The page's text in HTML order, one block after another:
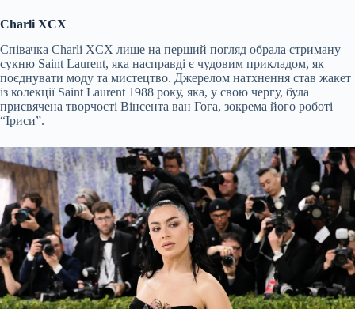
Charli XCX
Співачка Charli XCX лише на перший погляд обрала стриману
сукню Saint Laurent, яка насправді є чудовим прикладом, як
поєднувати моду та мистецтво. Джерелом натхнення став жакет
із колекції Saint Laurent 1988 року, яка, у свою чергу, була
присвячена творчості Вінсента ван Гога, зокрема його роботі
“Іриси”.